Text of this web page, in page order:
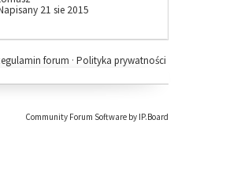
21 sie 2015
Polityka prywatności
forum ·
Community Forum Software by IP.Board